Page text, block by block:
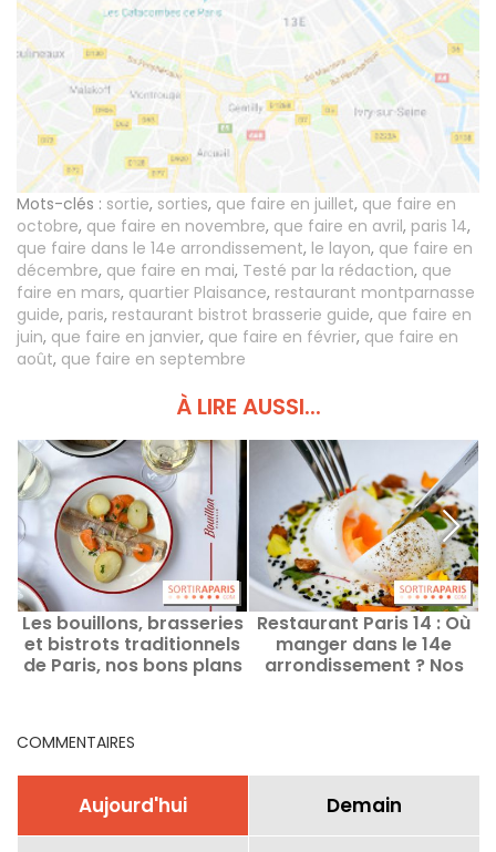
Mots-clés : sortie, sorties, que faire en juillet, que faire en
octobre, que faire en novembre, que faire en avril, paris 14,
que faire dans le 14e arrondissement, le layon, que faire en
décembre, que faire en mai, Testé par la rédaction, que
faire en mars, quartier Plaisance, restaurant montparnasse
guide, paris, restaurant bistrot brasserie guide, que faire en
juin, que faire en janvier, que faire en février, que faire en
août, que faire en septembre
À LIRE AUSSI...
Les bouillons, brasseries
et bistrots traditionnels
de Paris, nos bons plans
Restaurant Paris 14 : Où
manger dans le 14e
arrondissement ? Nos
COMMENTAIRES
Aujourd'hui Demain